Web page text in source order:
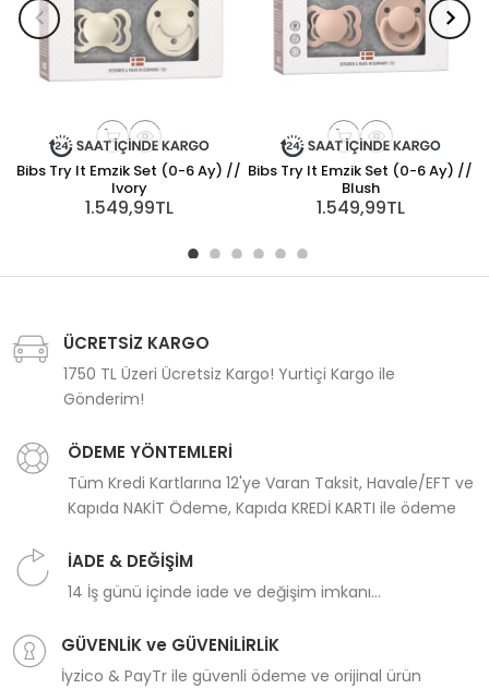
Bibs Try It Emzik Set (0-6 Ay) //
Ivory
1.549,99TL
Bibs Try It Emzik Set (0-6 Ay) //
Blush
1.549,99TL
ÜCRETSİZ KARGO
1750 TL Üzeri Ücretsiz Kargo! Yurtiçi Kargo ile
Gönderim!
ÖDEME YÖNTEMLERİ
Tüm Kredi Kartlarına 12'ye Varan Taksit, Havale/EFT ve
Kapıda NAKİT Ödeme, Kapıda KREDİ KARTI ile ödeme
İADE & DEĞİŞİM
14 İş günü içinde iade ve değişim imkanı...
GÜVENLİK ve GÜVENİLİRLİK
İyzico & PayTr ile güvenli ödeme ve orijinal ürün